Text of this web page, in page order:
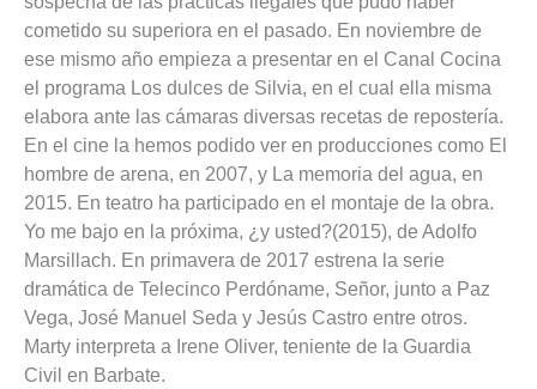
cometido su superiora en el pasado.​ En noviembre de
ese mismo año empieza a presentar en el Canal Cocina
el programa Los dulces de Silvia, en el cual ella misma
elabora ante las cámaras diversas recetas de repostería​.
En el cine la hemos podido ver en producciones como El
hombre de arena, en 2007, y La memoria del agua, en
2015. En teatro ha participado en el montaje de la obra.
Yo me bajo en la próxima, ¿y usted?(2015), de Adolfo
Marsillach. En primavera de 2017 estrena la serie
dramática de Telecinco Perdóname, Señor, junto a Paz
Vega, José Manuel Seda y Jesús Castro entre otros.
Marty interpreta a Irene Oliver, teniente de la Guardia
Civil en Barbate​.